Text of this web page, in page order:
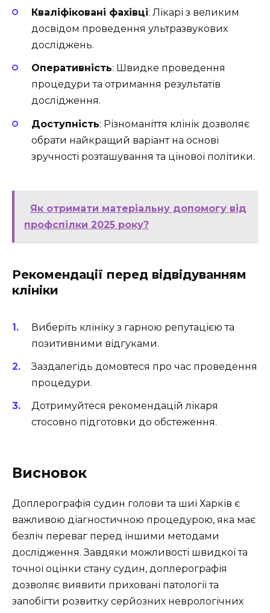
Кваліфіковані фахівці: Лікарі з великим
досвідом проведення ультразвукових
досліджень.
Оперативність: Швидке проведення
процедури та отримання результатів
дослідження.
Доступність: Різноманіття клінік дозволяє
обрати найкращий варіант на основі
зручності розташування та цінової політики.
Як отримати матеріальну допомогу від
профспілки 2025 року?
Рекомендації перед відвідуванням
клініки
Виберіть клініку з гарною репутацією та
позитивними відгуками.
Заздалегідь домовтеся про час проведення
процедури.
Дотримуйтеся рекомендацій лікаря
стосовно підготовки до обстеження.
Висновок
Доплерографія судин голови та шиї Харків є
важливою діагностичною процедурою, яка має
безліч переваг перед іншими методами
дослідження. Завдяки можливості швидкої та
точної оцінки стану судин, доплерографія
дозволяє виявити приховані патології та
запобігти розвитку серйозних неврологічних